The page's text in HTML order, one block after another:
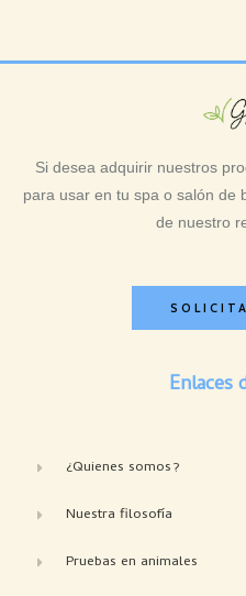
Si desea adquirir nuestros
para usar en tu spa o salón de
de nuestro
Enlaces
¿Quienes somos?
Nuestra filosofía
Pruebas en animales